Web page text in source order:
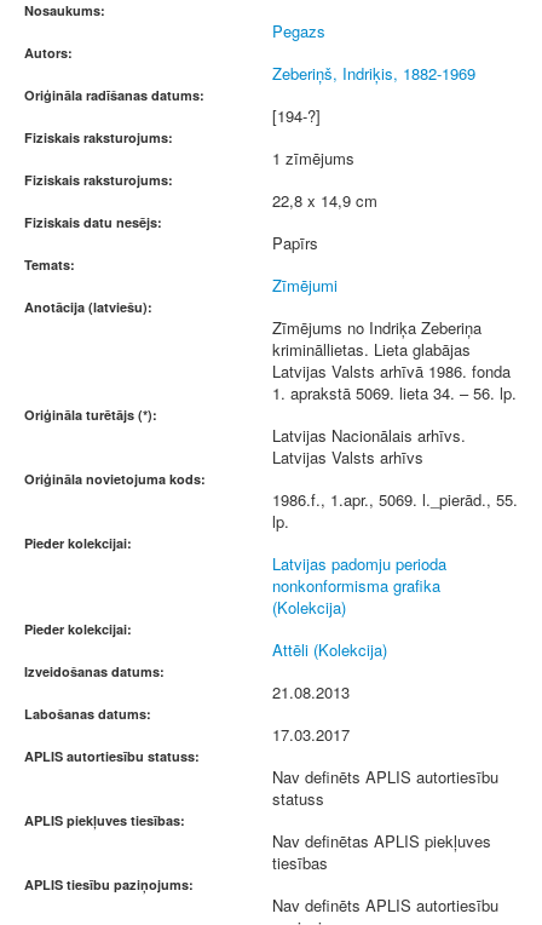
Nosaukums:
Pegazs
Autors:
Zeberiņš, Indriķis, 1882-1969
Oriģināla radīšanas datums:
[194-?]
Fiziskais raksturojums:
1 zīmējums
Fiziskais raksturojums:
22,8 x 14,9 cm
Fiziskais datu nesējs:
Papīrs
Temats:
Zīmējumi
Anotācija (latviešu):
Zīmējums no Indriķa Zeberiņa
krimināllietas. Lieta glabājas
Latvijas Valsts arhīvā 1986. fonda
1. aprakstā 5069. lieta 34. – 56. lp.
Oriģināla turētājs (*):
Latvijas Nacionālais arhīvs.
Latvijas Valsts arhīvs
Oriģināla novietojuma kods:
1986.f., 1.apr., 5069. l._pierād., 55.
lp.
Pieder kolekcijai:
Latvijas padomju perioda
nonkonformisma grafika
(Kolekcija)
Pieder kolekcijai:
Attēli (Kolekcija)
Izveidošanas datums:
21.08.2013
Labošanas datums:
17.03.2017
APLIS autortiesību statuss:
Nav definēts APLIS autortiesību
statuss
APLIS piekļuves tiesības:
Nav definētas APLIS piekļuves
tiesības
APLIS tiesību paziņojums:
Nav definēts APLIS autortiesību